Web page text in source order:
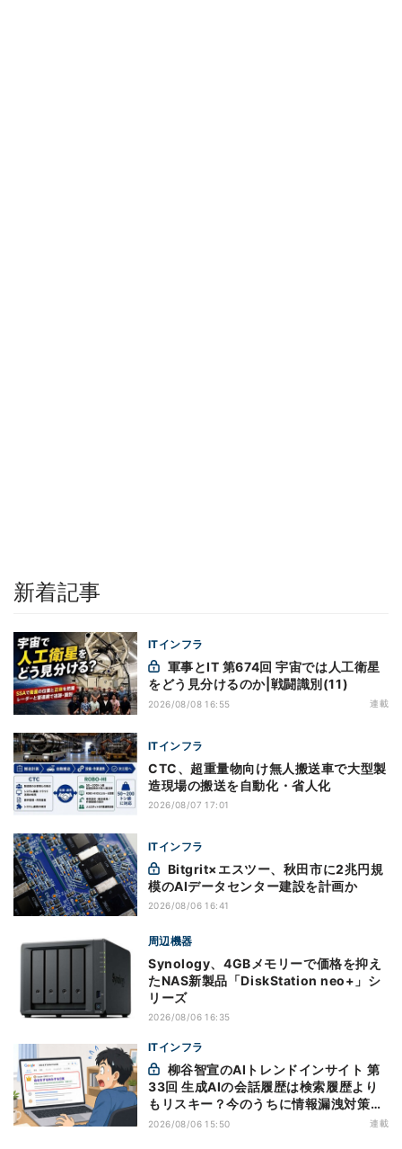
新着記事
ITインフラ
をどう見分けるのか|戦闘識別(11)
2026/08/08 16:55 連載
ITインフラ
CTC、超重量物向け無人搬送車で大型製
造現場の搬送を自動化・省人化
2026/08/07 17:01
ITインフラ
模のAIデータセンター建設を計画か
2026/08/06 16:41
周辺機器
Synology、4GBメモリーで価格を抑え
たNAS新製品「DiskStation neo+」シ
リーズ
2026/08/06 16:35
ITインフラ
33回 生成AIの会話履歴は検索履歴より
もリスキー？今のうちに情報漏洩対策を
万全にしておこう
2026/08/06 15:50 連載